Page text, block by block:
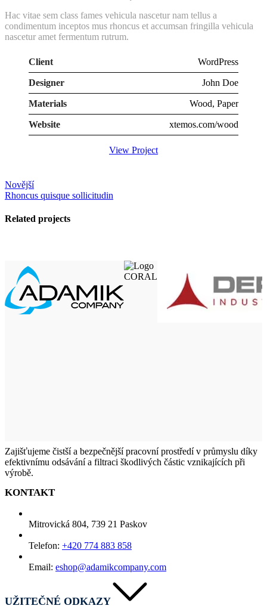
Hac vitae sem class fames vehicula nascetur nam tellus a
condimentum inceptos mus rhoncus et accumsan fringilla vehicula
nascetur amet fermentum rutrum.
Client WordPress
Designer John Doe
Materials Wood, Paper
Website xtemos.com/wood
View Project
Novější
Rhoncus quisque sollicitudin
Related projects
Imperdiet
mauris a
Zajišťujeme čistší a bezpečnější pracovní prostředí v průmyslu díky
efektivnímu odsávání a filtraci škodlivých částic vznikajících při
výrobě.
KONTAKT
Mitrovická 804, 739 21 Paskov
Telefon: +420 774 883 858
Email: eshop@adamikcompany.com
UŽITEČNÉ ODKAZY